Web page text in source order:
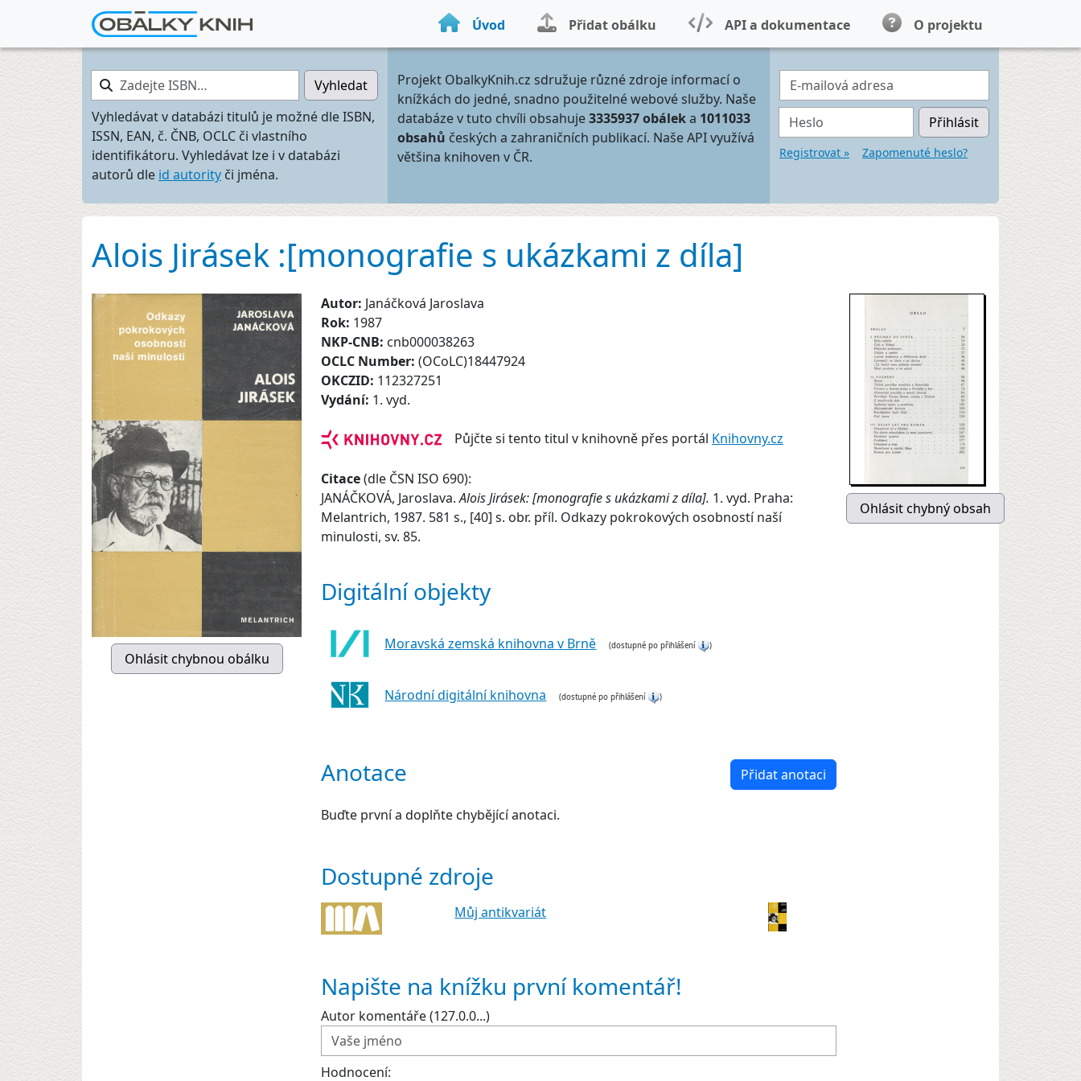
Úvod Přidat obálku API a dokumentace O projektu
Zadejte ISBN…
Vyhledat
Vyhledávat v databázi titulů je možné dle ISBN,
ISSN, EAN, č. ČNB, OCLC či vlastního
identifikátoru. Vyhledávat lze i v databázi
autorů dle id autority či jména.
Projekt ObalkyKnih.cz sdružuje různé zdroje informací o
knížkách do jedné, snadno použitelné webové služby. Naše
databáze v tuto chvíli obsahuje3335937 obáleka 1011033
obsahů českých a zahraničních publikací. Naše API využívá
většina knihoven v ČR.
E-mailová adresa
Heslo Přihlásit
Registrovat » Zapomenuté heslo?
Alois Jirásek :[monografie s ukázkami z díla]
Autor: Janáčková Jaroslava
Rok: 1987
NKP-CNB: cnb000038263
OCLC Number: (OCoLC)18447924
OKCZID: 112327251
Vydání: 1. vyd.
Půjčte si tento titul v knihovně přes portál Knihovny.cz
Citace(dle ČSN ISO 690):
JANÁČKOVÁ, Jaroslava.Alois Jirásek: [monografie s ukázkami z díla]. 1. vyd. Praha:
Melantrich, 1987. 581 s., [40] s. obr. příl. Odkazy pokrokových osobností naší
minulosti, sv. 85.
Digitální objekty
Moravská zemská knihovna v Brně (dostupné po přihlášení )
Národní digitální knihovna (dostupné po přihlášení )
Anotace Přidat anotaci
Buďte první a doplňte chybějící anotaci.
Dostupné zdroje
Můj antikvariát
Napište na knížku první komentář!
Autor komentáře (127.0.0...)
Hodnocení: